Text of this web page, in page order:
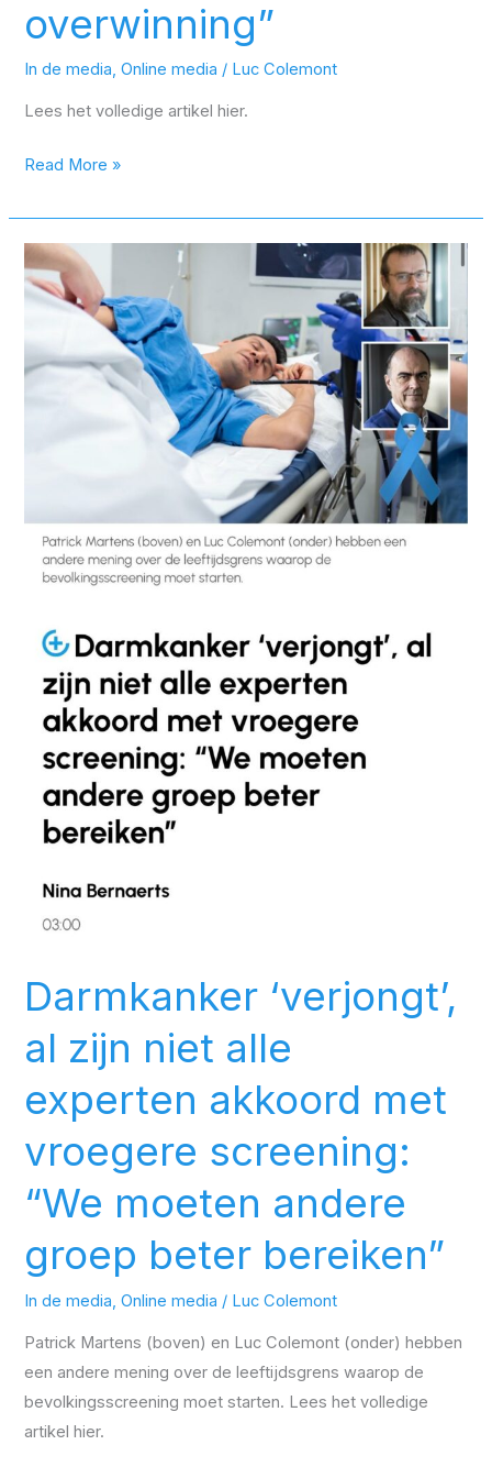
overwinning”
In de media,Online media / Luc Colemont
Lees het volledige artikel hier.
Read More »
Darmkanker ‘verjongt’,
al zijn niet alle
experten akkoord met
vroegere screening:
“We moeten andere
groep beter bereiken”
In de media,Online media / Luc Colemont
Patrick Martens (boven) en Luc Colemont (onder) hebben
een andere mening over de leeftijdsgrens waarop de
bevolkingsscreening moet starten. Lees het volledige
artikel hier.
Darmkanker
‘verjongt’,
zijn
niet
experten
vroegere
screening:
“We
andere
groep
beter
bereiken”